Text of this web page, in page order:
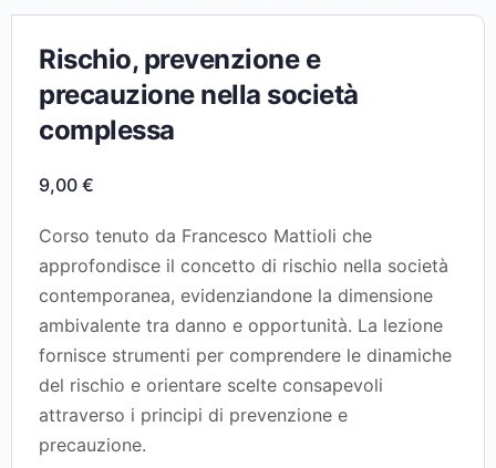
Rischio, prevenzione e
precauzione nella società
complessa
9,00 €
Corso tenuto da Francesco Mattioli che
approfondisce il concetto di rischio nella società
contemporanea, evidenziandone la dimensione
ambivalente tra danno e opportunità. La lezione
fornisce strumenti per comprendere le dinamiche
del rischio e orientare scelte consapevoli
attraverso i principi di prevenzione e
precauzione.